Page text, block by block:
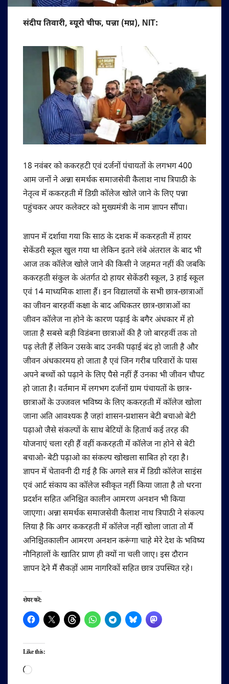
संदीप तिवारी, ब्यूरो चीफ, पन्ना (मप्र), NIT:
18 नवंबर को ककरहटी एवं दर्जनों पंचायतों के लगभग 400
आम जनों ने अन्ना समर्थक समाजसेवी कैलाश नाथ त्रिपाठी के
नेतृत्व में ककरहती में डिग्री कॉलेज खोले जाने के लिए पन्ना
पहुंचकर अपर कलेक्टर को मुख्यमंत्री के नाम ज्ञापन सौंपा।
ज्ञापन में दर्शाया गया कि साठ के दशक में ककरहती में हायर
सेकेंडरी स्कूल खुल गया था लेकिन इतने लंबे अंतराल के बाद भी
आज तक कॉलेज खोले जाने की किसी ने जहमत नहीं की जबकि
ककरहती संकुल के अंतर्गत दो हायर सेकेंडरी स्कूल, 3 हाई स्कूल
एवं 14 माध्यमिक शाला हैं। इन विद्यालयों के सभी छात्र-छात्राओं
का जीवन बारहवीं कक्षा के बाद अधिकतर छात्र-छात्राओं का
जीवन कॉलेज ना होने के कारण पढ़ाई के बगैर अंधकार में हो
जाता है सबसे बड़ी विडंबना छात्राओं की है जो बारहवीं तक तो
पढ़ लेती हैं लेकिन उसके बाद उनकी पढ़ाई बंद हो जाती है और
जीवन अंधकारमय हो जाता है एवं जिन गरीब परिवारों के पास
अपने बच्चों को पढ़ाने के लिए पैसे नहीं हैं उनका भी जीवन चौपट
हो जाता है। वर्तमान में लगभग दर्जनों ग्राम पंचायतों के छात्र-
छात्राओं के उज्जवल भविष्य के लिए ककरहती में कॉलेज खोला
जाना अति आवश्यक है जहां शासन-प्रशासन बेटी बचाओ बेटी
पढ़ाओ जैसे संकल्पों के साथ बेटियों के हितार्थ कई तरह की
योजनाएं चला रही हैं वहीं ककरहती में कॉलेज ना होने से बेटी
बचाओ- बेटी पढ़ाओ का संकल्प खोखला साबित हो रहा है।
ज्ञापन में चेतावनी दी गई है कि अगले सत्र में डिग्री कॉलेज साइंस
एवं आर्ट संकाय का कॉलेज स्वीकृत नहीं किया जाता है तो धरना
प्रदर्शन सहित अनिश्चित कालीन आमरण अनशन भी किया
जाएगा। अन्ना समर्थक समाजसेवी कैलाश नाथ त्रिपाठी ने संकल्प
लिया है कि अगर ककरहती में कॉलेज नहीं खोला जाता तो मैं
अनिश्चितकालीन आमरण अनशन करूंगा चाहे मेरे देश के भविष्य
नौनिहालों के खातिर प्राण ही क्यों ना चली जाए। इस दौरान
ज्ञापन देने मैं सैकड़ों आम नागरिकों सहित छात्र उपस्थित रहे।
शेयर करें:
Like this:
Loading…